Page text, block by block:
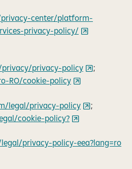
center/platform-
privacy-policy/
privacy-policy
;
RO/cookie-policy
legal/privacy-policy
;
cookie-policy?
privacy-policy-eea?lang=ro